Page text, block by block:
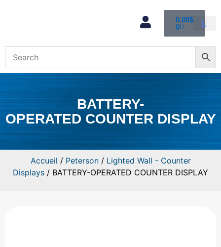
0.00$
0
BATTERY-
OPERATED COUNTER DISPLAY
Accueil / Peterson/ Lighted Wall - Counter
Displays / BATTERY-OPERATED COUNTER DISPLAY